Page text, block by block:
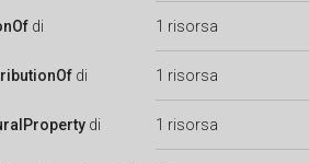
di 1 risorsa
di 1 risorsa
di 1 risorsa